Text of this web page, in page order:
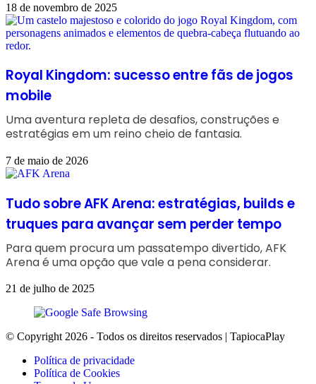
18 de novembro de 2025
Royal Kingdom: sucesso entre fãs de jogos
mobile
Uma aventura repleta de desafios, construções e
estratégias em um reino cheio de fantasia.
7 de maio de 2026
Tudo sobre AFK Arena: estratégias, builds e
truques para avançar sem perder tempo
Para quem procura um passatempo divertido, AFK
Arena é uma opção que vale a pena considerar.
21 de julho de 2025
© Copyright 2026 - Todos os direitos reservados | TapiocaPlay
Política de privacidade
Política de Cookies